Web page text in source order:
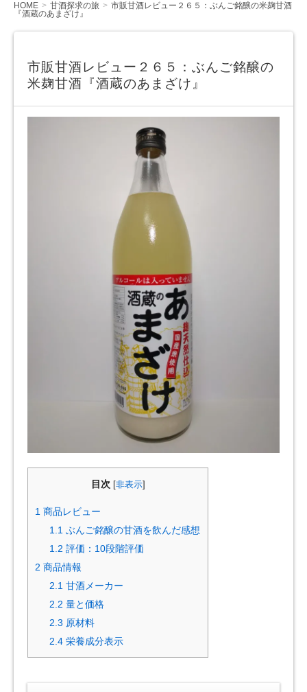
HOME 甘酒探求の旅
市販甘酒レビュー２６５：ぶんご銘醸の米麹甘酒
『酒蔵のあまざけ』
市販甘酒レビュー２６５：ぶんご銘醸の
米麹甘酒『酒蔵のあまざけ』
目次 非表示]
1 商品レビュー
1.1 ぶんご銘醸の甘酒を飲んだ感想
1.2 評価：10段階評価
2 商品情報
2.1 甘酒メーカー
2.2 量と価格
2.3 原材料
2.4 栄養成分表示